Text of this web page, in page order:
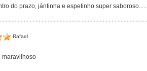
do prazo, jántinha e espetinho super saboroso.....
Rafael
maravilhoso